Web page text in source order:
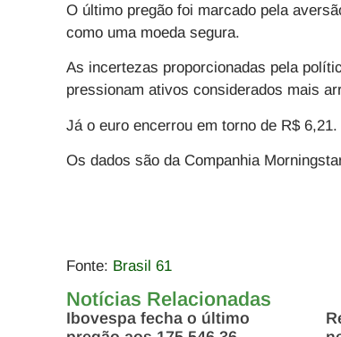
O último pregão foi marcado pela
como uma moeda segura.
As incertezas proporcionadas pela
pressionam ativos considerados mais
Já o euro encerrou em torno de R$ 6,21.
Os dados são da Companhia
Fonte: Brasil 61
Notícias Relacionadas
Ibovespa fecha o último